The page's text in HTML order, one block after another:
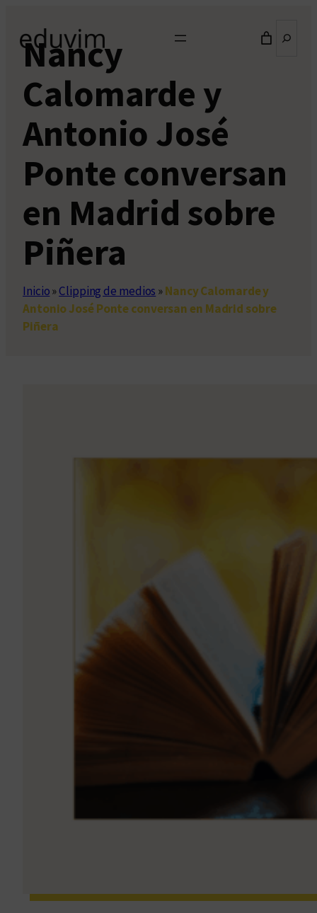
contenido
Nancy
Calomarde y
Antonio José
Ponte conversan
en Madrid sobre
Piñera
Inicio»Clipping de medios »Nancy Calomarde y
Antonio José Ponte conversan en Madrid sobre
Piñera